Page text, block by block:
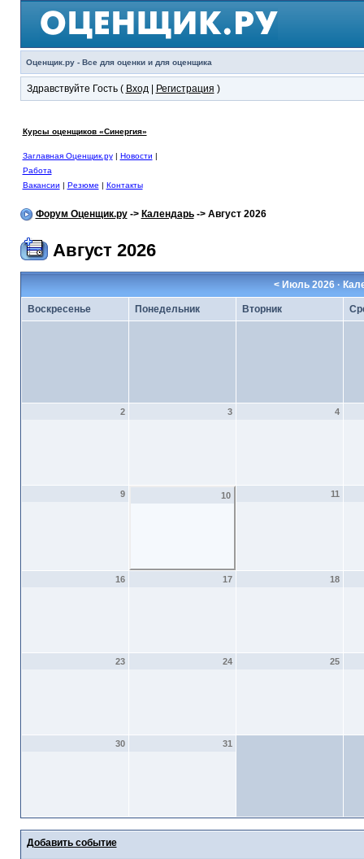
Оценщик.ру - Все для оценки и для оценщика
Здравствуйте Гость ( Вход| Регистрация )
Курсы оценщиков «Синергия»
Заглавная Оценщик.ру| Новости |
Работа
Вакансии | Резюме | Контакты
Форум Оценщик.ру-> Календарь-> Август 2026
Август 2026
< Июль 2026·
Воскресенье Понедельник Вторник
2 3 4
9 10 11
16 17 18
23 24 25
30 31
Добавить событие